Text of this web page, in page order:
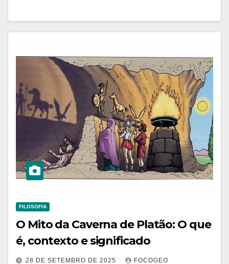
FILOSOFIA
O Mito da Caverna de Platão: O que
é, contexto e significado
28 DE SETEMBRO DE 2025 FOCOGEO